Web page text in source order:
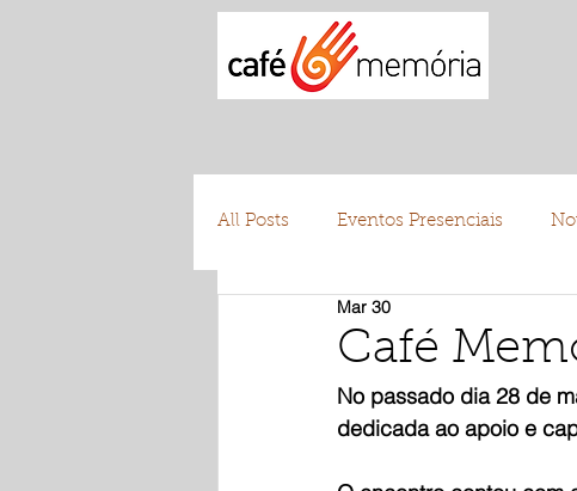
All Posts Eventos Presenciais
Testemunhos
Café
Mar 30
No passado dia 28 de
dedicada ao apoio e